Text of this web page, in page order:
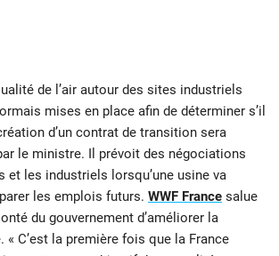
de l’air autour des sites industriels
mises en place afin de déterminer s’il
d’un contrat de transition sera
le ministre. Il prévoit des négociations
et les industriels lorsqu’une usine va
les emplois futurs. WWF France salue
du gouvernement d’améliorer la
« C’est la première fois que la France